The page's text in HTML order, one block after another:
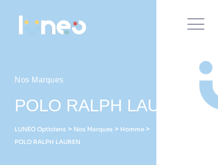
Nos Marques
POLO RALPH LAUREN
LUNÉO Opticiens > Nos Marques > Homme >
POLO RALPH LAUREN